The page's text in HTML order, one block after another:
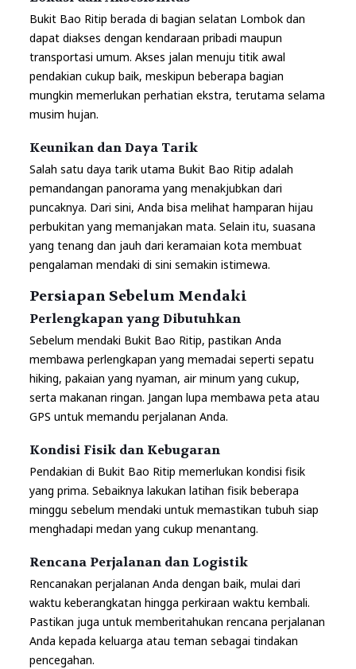
Bukit Bao Ritip berada di bagian selatan Lombok dan
dapat diakses dengan kendaraan pribadi maupun
transportasi umum. Akses jalan menuju titik awal
pendakian cukup baik, meskipun beberapa bagian
mungkin memerlukan perhatian ekstra, terutama selama
musim hujan.
Keunikan dan Daya Tarik
Salah satu daya tarik utama Bukit Bao Ritip adalah
pemandangan panorama yang menakjubkan dari
puncaknya. Dari sini, Anda bisa melihat hamparan hijau
perbukitan yang memanjakan mata. Selain itu, suasana
yang tenang dan jauh dari keramaian kota membuat
pengalaman mendaki di sini semakin istimewa.
Persiapan Sebelum Mendaki
Perlengkapan yang Dibutuhkan
Sebelum mendaki Bukit Bao Ritip, pastikan Anda
membawa perlengkapan yang memadai seperti sepatu
hiking, pakaian yang nyaman, air minum yang cukup,
serta makanan ringan. Jangan lupa membawa peta atau
GPS untuk memandu perjalanan Anda.
Kondisi Fisik dan Kebugaran
Pendakian di Bukit Bao Ritip memerlukan kondisi fisik
yang prima. Sebaiknya lakukan latihan fisik beberapa
minggu sebelum mendaki untuk memastikan tubuh siap
menghadapi medan yang cukup menantang.
Rencana Perjalanan dan Logistik
Rencanakan perjalanan Anda dengan baik, mulai dari
waktu keberangkatan hingga perkiraan waktu kembali.
Pastikan juga untuk memberitahukan rencana perjalanan
Anda kepada keluarga atau teman sebagai tindakan
pencegahan.